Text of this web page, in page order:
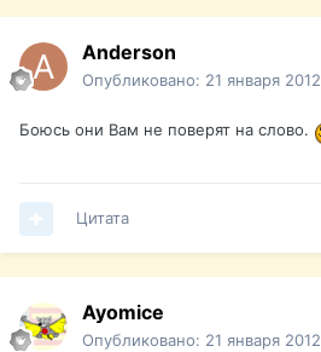
Anderson
Опубликовано: 21 января 2012
Боюсь они Вам не поверят на слово.
Цитата
Ayomice
Опубликовано: 21 января 2012